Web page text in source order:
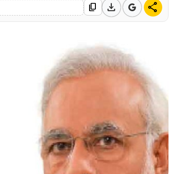
content_copy download share